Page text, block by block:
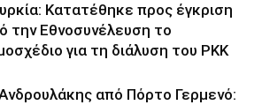
Κατατέθηκε προς έγκριση
την Εθνοσυνέλευση το
για τη διάλυση του PKK
από Πόρτο Γερμενό: